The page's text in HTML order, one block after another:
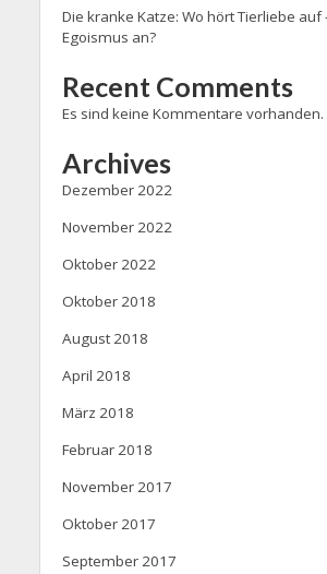
Die kranke Katze: Wo hört Tierliebe auf
Egoismus an?
Recent Comments
Es sind keine Kommentare vorhanden.
Archives
Dezember 2022
November 2022
Oktober 2022
Oktober 2018
August 2018
April 2018
März 2018
Februar 2018
November 2017
Oktober 2017
September 2017